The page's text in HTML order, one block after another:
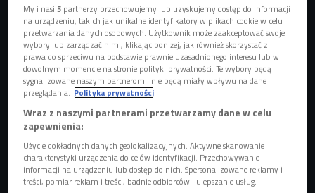
Jan Mela: trzeba pielęgnować w sobie nieprzeciętność
My i nasi5 partnerzy przechowujemy lub uzyskujemy dostęp do informacji
na urządzeniu, takich jak unikalne identyfikatory w plikach cookie w celu
przetwarzania danych osobowych. Użytkownik może zaakceptować swoje
wybory lub zarządzać nimi, klikając poniżej, jak również skorzystać z
prawa do sprzeciwu na podstawie prawnie uzasadnionego interesu lub w
dowolnym momencie na stronie polityki prywatności. Te wybory będą
sygnalizowane naszym partnerom i nie będą miały wpływu na dane
przeglądania. Polityka prywatności
Wraz z naszymi partnerami przetwarzamy dane w celu
zapewnienia:
Użycie dokładnych danych geolokalizacyjnych. Aktywne skanowanie
charakterystyki urządzenia do celów identyfikacji. Przechowywanie
informacji na urządzeniu lub dostęp do nich. Spersonalizowane reklamy i
treści, pomiar reklam i treści, badnie odbiorców i ulepszanie usług.